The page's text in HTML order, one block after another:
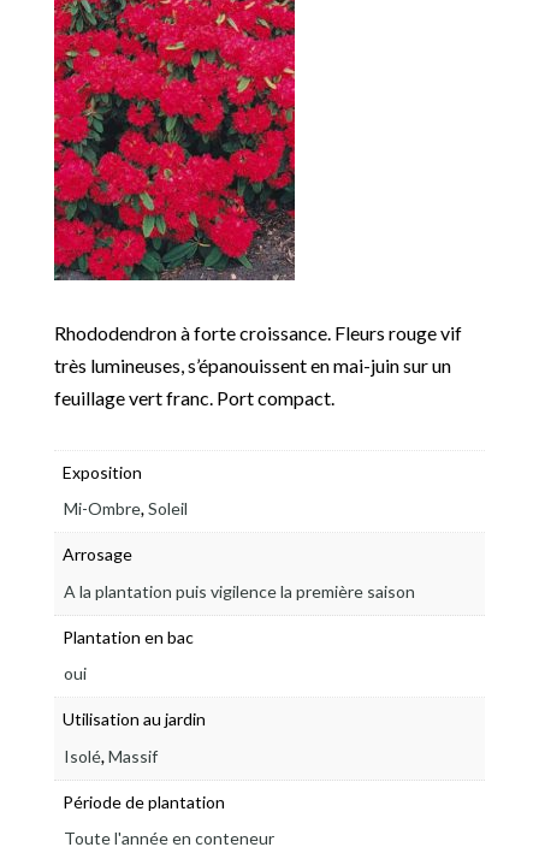
Rhododendron à forte croissance. Fleurs rouge vif
très lumineuses, s’épanouissent en mai-juin sur un
feuillage vert franc. Port compact.
Exposition
Mi-Ombre,Soleil
Arrosage
A la plantation puis vigilence la première saison
Plantation en bac
oui
Utilisation au jardin
Isolé, Massif
Période de plantation
Toute l'année en conteneur